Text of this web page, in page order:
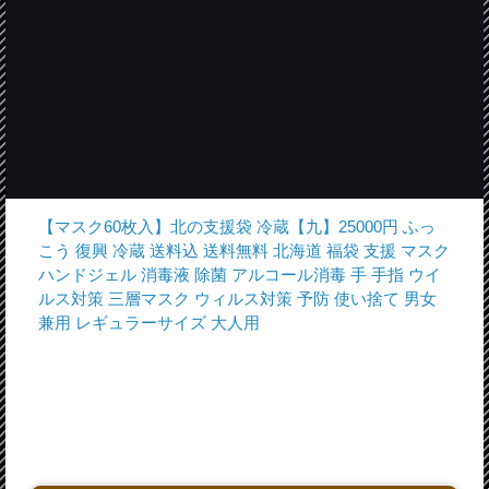
【マスク60枚入】北の支援袋 冷蔵【九】25000円 ふっ
こう 復興 冷蔵 送料込 送料無料 北海道 福袋 支援 マスク
ハンドジェル 消毒液 除菌 アルコール消毒 手 手指 ウイ
ルス対策 三層マスク ウィルス対策 予防 使い捨て 男女
兼用 レギュラーサイズ 大人用